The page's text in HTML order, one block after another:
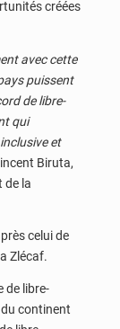
créées
avec cette
puissent
de libre-
qui
et
Biruta,
de la
celui de
Zlécaf.
de libre-
du continent